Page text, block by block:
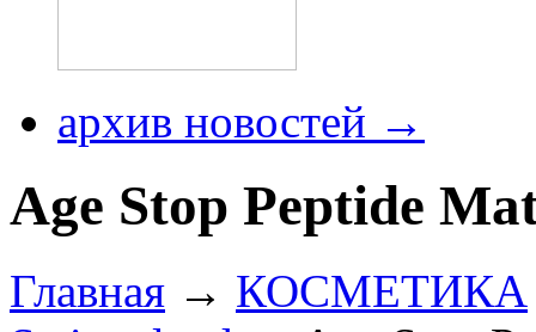
архив новостей →
Age Stop Peptide
Главная → КОСМЕТИКА